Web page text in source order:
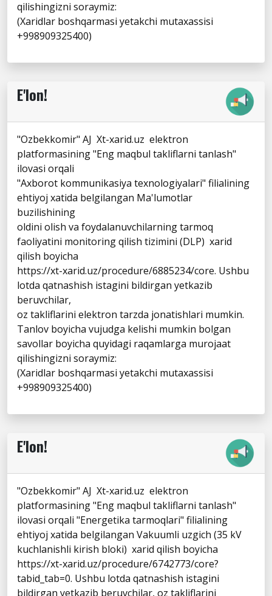
qilishingizni soraymiz:
(Xaridlar boshqarmasi yetakchi mutaxassisi
+998909325400)
E'lon!
"Ozbekkomir" AJ Xt-xarid.uz elektron
platformasining "Eng maqbul takliflarni tanlash"
ilovasi orqali
"Axborot kommunikasiya texnologiyalari" filialining
ehtiyoj xatida belgilangan Ma'lumotlar
buzilishining
oldini olish va foydalanuvchilarning tarmoq
faoliyatini monitoring qilish tizimini (DLP) xarid
qilish boyicha
https://xt-xarid.uz/procedure/6885234/core. Ushbu
lotda qatnashish istagini bildirgan yetkazib
beruvchilar,
oz takliflarini elektron tarzda jonatishlari mumkin.
Tanlov boyicha vujudga kelishi mumkin bolgan
savollar boyicha quyidagi raqamlarga murojaat
qilishingizni soraymiz:
(Xaridlar boshqarmasi yetakchi mutaxassisi
+998909325400)
E'lon!
"Ozbekkomir" AJ Xt-xarid.uz elektron
platformasining "Eng maqbul takliflarni tanlash"
ilovasi orqali "Energetika tarmoqlari" filialining
ehtiyoj xatida belgilangan Vakuumli uzgich (35 kV
kuchlanishli kirish bloki) xarid qilish boyicha
https://xt-xarid.uz/procedure/6742773/core?
tabid_tab=0. Ushbu lotda qatnashish istagini
bildirgan yetkazib beruvchilar, oz takliflarini